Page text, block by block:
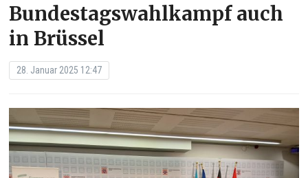
Bundestagswahlkampf auch
in Brüssel
28. Januar 2025 12:47